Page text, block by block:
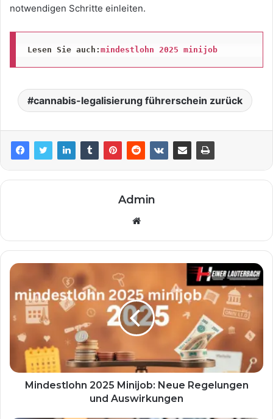
notwendigen Schritte einleiten.
Lesen Sie auch: mindestlohn 2025 minijob
cannabis-legalisierung führerschein zurück
Admin
Website
Mindestlohn 2025 Minijob: Neue Regelungen
und Auswirkungen